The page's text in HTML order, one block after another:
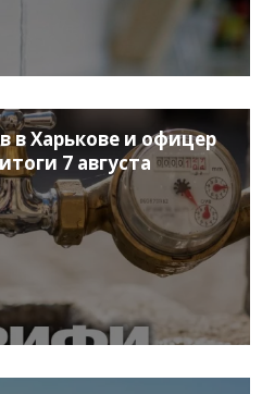
Харькове и офицер
7 августа